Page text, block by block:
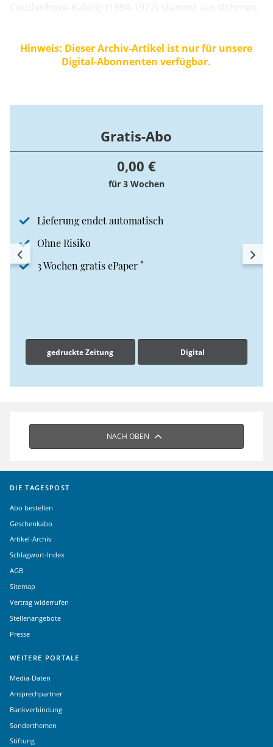
Coudenhove-Kalergi (1894-1972) stammt aus Böhmen,
der „Vossischen Zeitung“ den Aufsatz, der den
inhaltlichen Impuls zur Gründung der Bewegung gab.
Hinweis: Dieser Archiv-Artikel ist nur für unsere
Digital-Abonnenten verfügbar.
Gratis-Abo
0,00 €
für 3 Wochen
Lieferung endet automatisch
Ohne Risiko
3 Wochen gratis ePaper *
gedruckte Zeitung Digital
NACH OBEN
DIE TAGESPOST
Abo bestellen
Geschenkabo
Artikel-Archiv
Schlagwort-Index
AGB
Sitemap
Vertrag widerrufen
Stellenangebote
Presse
WEITERE PORTALE
Media-Daten
Ansprechpartner
Bankverbindung
Sonderthemen
Stiftung